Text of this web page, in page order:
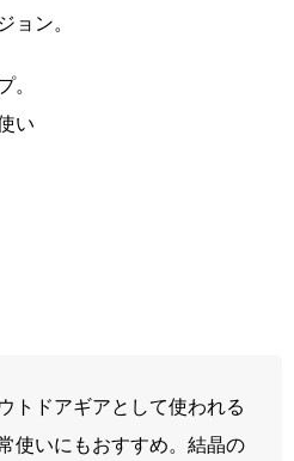
ョン。
。
い
トドアギアとして使われる
使いにもおすすめ。結晶の